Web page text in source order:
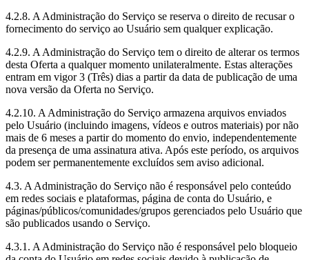
4.2.8. A Administração do Serviço se reserva o direito de recusar o
fornecimento do serviço ao Usuário sem qualquer explicação.
4.2.9. A Administração do Serviço tem o direito de alterar os termos
desta Oferta a qualquer momento unilateralmente. Estas alterações
entram em vigor 3 (Três) dias a partir da data de publicação de uma
nova versão da Oferta no Serviço.
4.2.10. A Administração do Serviço armazena arquivos enviados
pelo Usuário (incluindo imagens, vídeos e outros materiais) por não
mais de 6 meses a partir do momento do envio, independentemente
da presença de uma assinatura ativa. Após este período, os arquivos
podem ser permanentemente excluídos sem aviso adicional.
4.3. A Administração do Serviço não é responsável pelo conteúdo
em redes sociais e plataformas, página de conta do Usuário, e
páginas/públicos/comunidades/grupos gerenciados pelo Usuário que
são publicados usando o Serviço.
4.3.1. A Administração do Serviço não é responsável pelo bloqueio